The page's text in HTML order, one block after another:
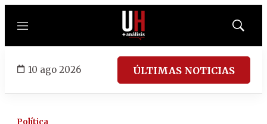
Menú
Mostrar
10 ago 2026 ÚLTIMAS NOTICIAS
Política